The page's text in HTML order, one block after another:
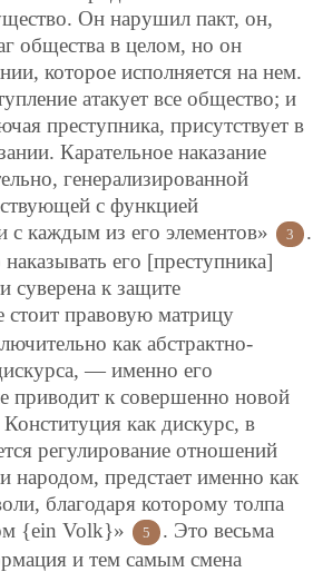
Он нарушил пакт, он,
общества в целом, но он
которое исполняется на нем.
атакует все общество; и
преступника, присутствует в
Карательное наказание
генерализированной
с функцией
с каждым из его элементов»
3
.
его [преступника]
суверена к защите
стоит правовую матрицу
как абстрактно-
— именно его
приводит к совершенно новой
как дискурс, в
регулирование отношений
народом, предстает именно как
благодаря которому толпа
{ein Volk}»
5
. Это весьма
и тем самым смена